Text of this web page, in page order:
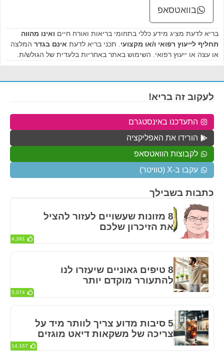
בוואטסאפ
בריא לדעת מציג מידע כללי בתחומי בריאות ואורח חיים ואינו מהווה
תחליף לייעוץ רפואי ו/או מקצועי . תכני בריא לדעת אינם בגדר המלצה
או עצה או ייעוץ רפואי. השימוש באתר באחריות בלעדית של הגולש/ת.
כתבות בשבילך
8 מזונות שעשויים לעזור להציל
את הזיכרון שלכם
4,391
8 טיפים גאוניים שיעזרו לנו
להתעורר מוקדם יותר
5,074
5 סיבות מדוע צריך לוותר מיד על
צריכה של משקאות דיאט מוגזים
14,167
לעקוב זה בריא!
התעדכנו באינסטגרם
הורידו את האפליקציה
לקבוצות הוואטסאפ
עקבו ב-X (טוויטר)